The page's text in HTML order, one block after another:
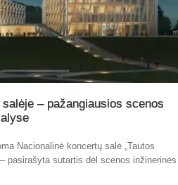
– pažangiausios scenos
Nacionalinė koncertų salė „Tautos
pasirašyta sutartis dėl scenos inžinerinės